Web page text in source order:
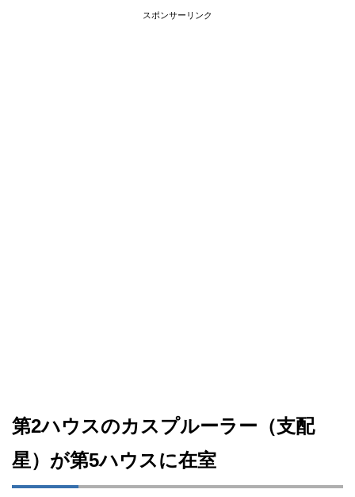
スポンサーリンク
第2ハウスのカスプルーラー（支配
星）が第5ハウスに在室